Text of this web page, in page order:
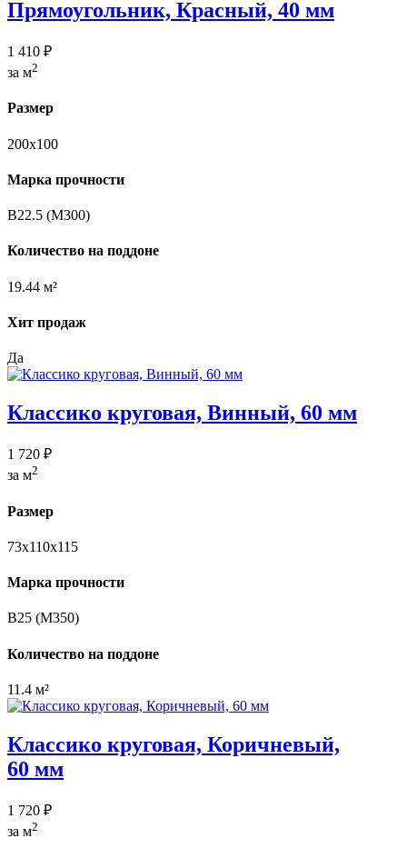
Прямоугольник, Красный, 40 мм
1 410 ₽
за м2
Размер
200х100
Марка прочности
B22.5 (M300)
Количество на поддоне
19.44 м²
Хит продаж
Да
Классико круговая, Винный, 60 мм
1 720 ₽
за м2
Размер
73х110х115
Марка прочности
В25 (М350)
Количество на поддоне
11.4 м²
Классико круговая, Коричневый,
60 мм
1 720 ₽
за м2